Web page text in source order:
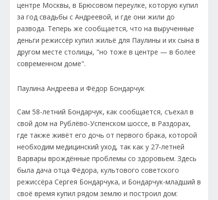
центре Москвы, в Брюсовом переулке, которую купил
за год свадьбы с Андреевой, и где они жили до
развода. Теперь же сообщается, что на вырученные
деньги режиссёр купил жильё для Паулины и их сына в
другом месте столицы, "но тоже в центре — в более
современном доме".
Паулина Андреева и Фёдор Бондарчук
Сам 58-летний Бондарчук, как сообщается, съехал в
свой дом на Рублёво-Успенском шоссе, в Раздорах,
где также живёт его дочь от первого брака, которой
необходим медицинский уход, так как у 27-летней
Варвары врождённые проблемы со здоровьем. Здесь
была дача отца Фёдора, культового советского
режиссёра Сергея Бондарчука, и Бондарчук-младший в
своё время купил рядом землю и построил дом: